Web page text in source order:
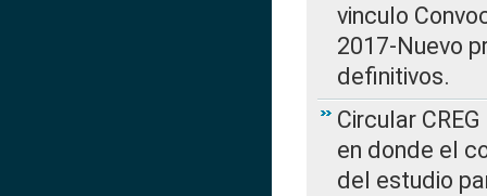
vinculo
2017-Nuevo
definitivos.
Circular
en donde el
del estudio